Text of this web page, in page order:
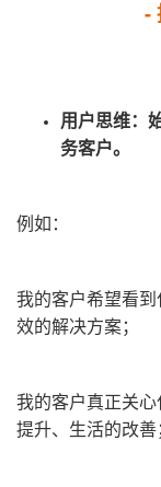
-
用户思维：
务客户。
例如：
我的客户希望看
效的解决方案；
我的客户真正关
提升、生活的改善